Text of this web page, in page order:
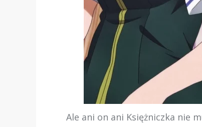
Ale ani on ani Księżniczka nie